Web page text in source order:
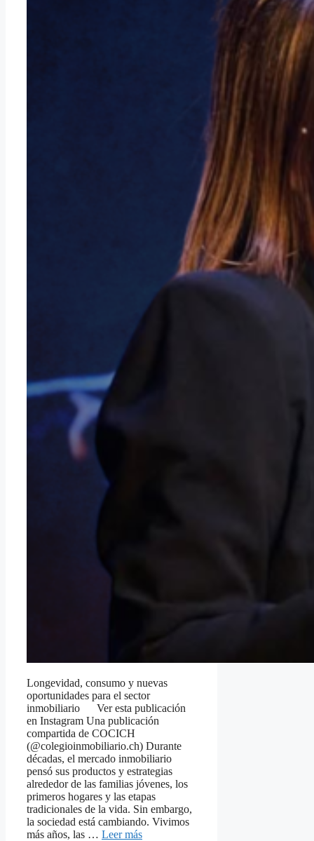
Longevidad, consumo y nuevas
oportunidades para el sector
inmobiliario Ver esta publicación
en Instagram Una publicación
compartida de COCICH
(@colegioinmobiliario.ch) Durante
décadas, el mercado inmobiliario
pensó sus productos y estrategias
alrededor de las familias jóvenes, los
primeros hogares y las etapas
tradicionales de la vida. Sin embargo,
la sociedad está cambiando. Vivimos
más años, las … Leer más